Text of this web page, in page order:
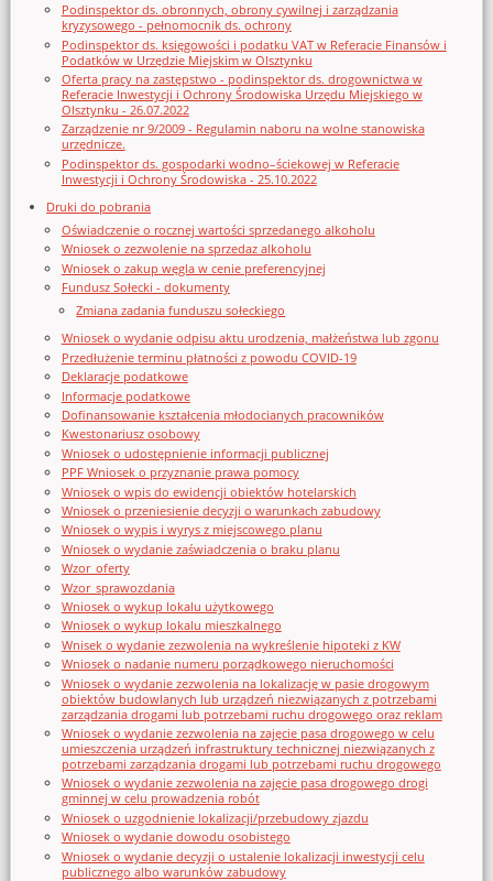
Podinspektor ds. obronnych, obrony cywilnej i zarządzania
kryzysowego - pełnomocnik ds. ochrony
Podinspektor ds. księgowości i podatku VAT w Referacie Finansów i
Podatków w Urzędzie Miejskim w Olsztynku
Oferta pracy na zastępstwo - podinspektor ds. drogownictwa w
Referacie Inwestycji i Ochrony Środowiska Urzędu Miejskiego w
Olsztynku - 26.07.2022
Zarządzenie nr 9/2009 - Regulamin naboru na wolne stanowiska
urzędnicze.
Podinspektor ds. gospodarki wodno–ściekowej w Referacie
Inwestycji i Ochrony Środowiska - 25.10.2022
Druki do pobrania
Oświadczenie o rocznej wartości sprzedanego alkoholu
Wniosek o zezwolenie na sprzedaz alkoholu
Wniosek o zakup węgla w cenie preferencyjnej
Fundusz Sołecki - dokumenty
Zmiana zadania funduszu sołeckiego
Wniosek o wydanie odpisu aktu urodzenia, małżeństwa lub zgonu
Przedłużenie terminu płatności z powodu COVID-19
Deklaracje podatkowe
Informacje podatkowe
Dofinansowanie kształcenia młodocianych pracowników
Kwestonariusz osobowy
Wniosek o udostępnienie informacji publicznej
PPF Wniosek o przyznanie prawa pomocy
Wniosek o wpis do ewidencji obiektów hotelarskich
Wniosek o przeniesienie decyzji o warunkach zabudowy
Wniosek o wypis i wyrys z miejscowego planu
Wniosek o wydanie zaświadczenia o braku planu
Wzor_oferty
Wzor_sprawozdania
Wniosek o wykup lokalu użytkowego
Wniosek o wykup lokalu mieszkalnego
Wnisek o wydanie zezwolenia na wykreślenie hipoteki z KW
Wniosek o nadanie numeru porządkowego nieruchomości
Wniosek o wydanie zezwolenia na lokalizację w pasie drogowym
obiektów budowlanych lub urządzeń niezwiązanych z potrzebami
zarządzania drogami lub potrzebami ruchu drogowego oraz reklam
Wniosek o wydanie zezwolenia na zajęcie pasa drogowego w celu
umieszczenia urządzeń infrastruktury technicznej niezwiązanych z
potrzebami zarządzania drogami lub potrzebami ruchu drogowego
Wniosek o wydanie zezwolenia na zajęcie pasa drogowego drogi
gminnej w celu prowadzenia robót
Wniosek o uzgodnienie lokalizacji/przebudowy zjazdu
Wniosek o wydanie dowodu osobistego
Wniosek o wydanie decyzji o ustalenie lokalizacji inwestycji celu
publicznego albo warunków zabudowy